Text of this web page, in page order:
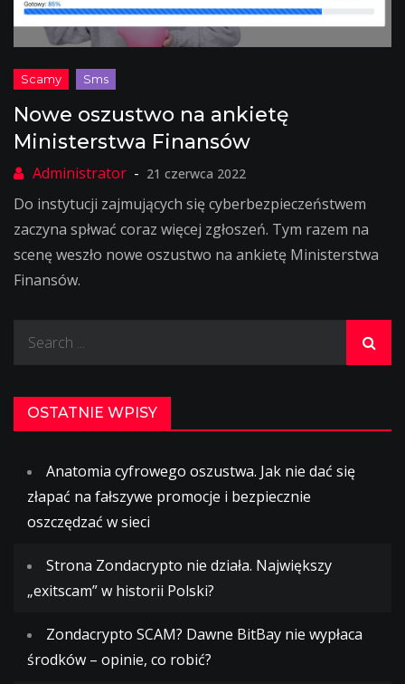
Nowe oszustwo na ankietę
Ministerstwa Finansów
21 czerwca 2022
Do instytucji zajmujących się cyberbezpieczeństwem
zaczyna spłwać coraz więcej zgłoszeń. Tym razem na
scenę weszło nowe oszustwo na ankietę Ministerstwa
Finansów.
OSTATNIE WPISY
Anatomia cyfrowego oszustwa. Jak nie dać się
złapać na fałszywe promocje i bezpiecznie
oszczędzać w sieci
Strona Zondacrypto nie działa. Największy
„exitscam” w historii Polski?
Zondacrypto SCAM? Dawne BitBay nie wypłaca
środków – opinie, co robić?